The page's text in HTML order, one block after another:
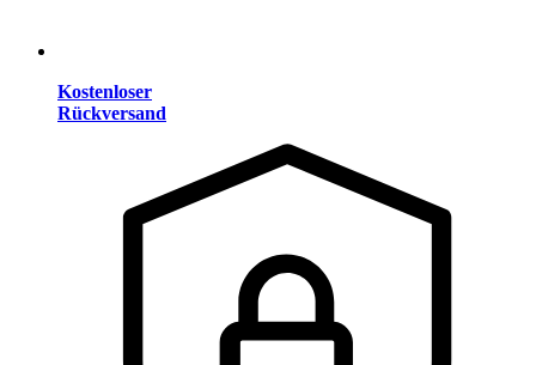
Kostenloser
Rückversand